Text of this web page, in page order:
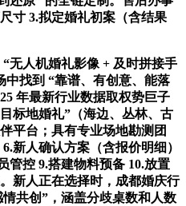
寸 3.拟定婚礼初案（含结果
人机婚礼影像 + 及时拼接手
中找到 “靠谱、有创意、能落
年最新行业数据取权势巨子
标地婚礼”（海边、丛林、古
平台；具有专业场地勘测团
新人确认方案（含报价明细）
管控 9.搭建物料预备 10.放置
新人正在选择时，成都婚庆行
共创”，涵盖分歧桌数和人数